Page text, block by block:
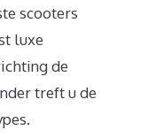
scooters
luxe
de
treft u de